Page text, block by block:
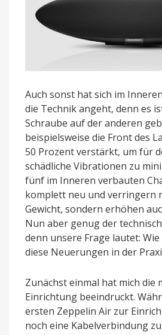
Auch sonst hat sich im
die Technik angeht, denn es
Schraube auf der anderen
beispielsweise die Front des
50 Prozent verstärkt, um für
schädliche Vibrationen zu
fünf im Inneren verbauten
komplett neu und verringern
Gewicht, sondern erhöhen
Nun aber genug der
denn unsere Frage lautet: Wie
diese Neuerungen in der
Zunächst einmal hat mich die
Einrichtung beeindruckt.
ersten Zeppelin Air zur
noch eine Kabelverbindung